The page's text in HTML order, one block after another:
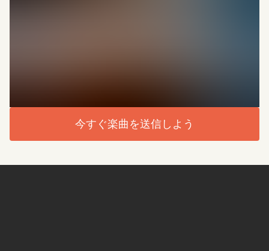
今すぐ楽曲を送信しよう